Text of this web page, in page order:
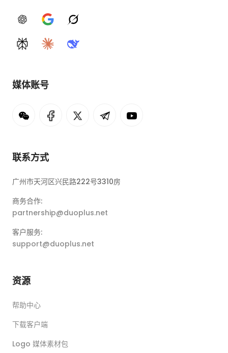
ChatGPTGoogle AIGrok
PerplexityClaudeDeepSeek
媒体账号
联系方式
广州市天河区兴民路222号3310房
商务合作:
partnership@duoplus.net
客户服务:
support@duoplus.net
资源
帮助中心
下载客户端
Logo 媒体素材包